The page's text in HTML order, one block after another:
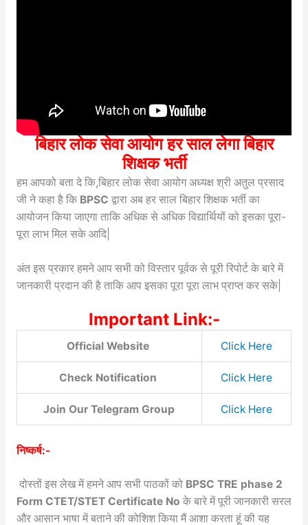
बिहार लोक सेवा आयोग हर साल लेगा बिहार
शिक्षक भर्ती
हम आपको बता दे कि,बिहार लोक सेवा आयोग अध्यक्ष श्री अतुल प्रसाद
जी ने कहा है कि BPSC द्वारा अब हर साल बिहार शिक्षक भर्ती का
आयोजन किया जाएगा ताकि अधिक से अधिक विद्यार्थियों को इसका पूरा-
पूरा लाभ मिल सके आदि|
अंत इस प्रकार हमने आप सभी को विस्तार पूर्वक से पूरी रिपोर्ट के बारे में
जानकारी प्रदान की है ताकि आप इसका पूरा पूरा लाभ प्राप्त कर सके|
Important Link:-
Official Website Click Here
Check Notification Click Here
Join Our Telegram Group Click Here
निष्कर्ष:-
दोस्तों इस लेख में हमने आप सभी पाठकों को BPSC TRE phase 2
Form CTET/STET Certificate No के बारे में पूरी जानकारी सरल
और आसान भाषा में बताने की कोशिश किया मैं आशा करता हूं की यह